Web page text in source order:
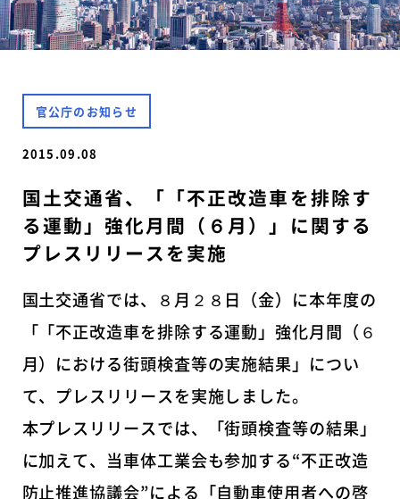
官公庁のお知らせ
2015.09.08
国土交通省、「「不正改造車を排除す
る運動」強化月間（６月）」に関する
プレスリリースを実施
国土交通省では、８月２８日（金）に本年度の
「「不正改造車を排除する運動」強化月間（６
月）における街頭検査等の実施結果」につい
て、プレスリリースを実施しました。
本プレスリリースでは、「街頭検査等の結果」
に加えて、当車体工業会も参加する“不正改造
防止推進協議会”による「自動車使用者への啓